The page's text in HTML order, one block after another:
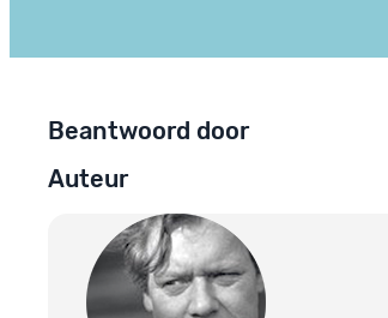
Beantwoord door
Auteur